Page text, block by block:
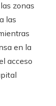
zonas
las
en la
acceso